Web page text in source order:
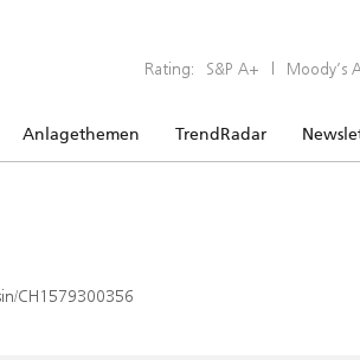
Rating: S&P A+ | Moody’s
Anlagethemen TrendRadar
CH1579300356